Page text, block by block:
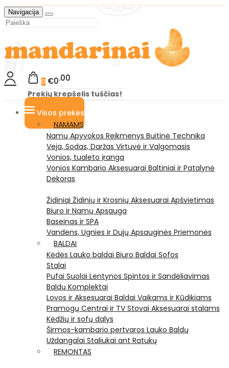
Navigacija
0 €0 00
Prekių krepšelis tuščias!
Visos prekės
NAMAMS
Namų Apyvokos Reikmenys Buitinė Technika
Veja, Sodas, Daržas Virtuvė ir Valgomasis
Vonios, tualeto įranga
Vonios Kambario Aksesuarai Baltiniai ir Patalynė
Dekoras
Židiniai Židinių ir Krosnių Aksesuarai Apšvietimas
Biuro ir Namų Apsauga
Baseinas ir SPA
Vandens, Ugnies ir Dujų Apsauginės Priemonės
BALDAI
Kėdės Lauko baldai Biuro Baldai Sofos
Stalai
Pufai Suolai Lentynos Spintos ir Sandėliavimas
Baldų Komplektai
Lovos ir Aksesuarai Baldai Vaikams ir Kūdikiams
Pramogų Centrai ir TV Stovai Aksesuarai stalams
Kėdžių ir sofų dalys
Širmos-kambario pertvaros Lauko Baldų
Uždangalai Staliukai ant Ratukų
REMONTAS